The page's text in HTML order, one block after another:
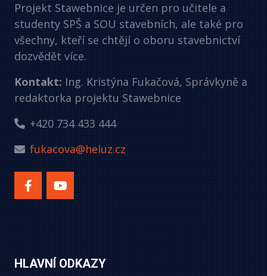
Projekt Stawebnice je určen pro učitele a
studenty SPŠ a SOU stavebních, ale také pro
všechny, kteří se chtějí o oboru stavebnictví
dozvědět více.
Kontakt:Ing. Kristýna Fukačová, Správkyně a
redaktorka projektu Stawebnice
+420 734 433 444
fukacova@heluz.cz
HLAVNÍ ODKAZY